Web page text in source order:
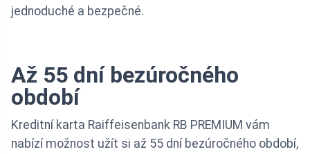
jednoduché a bezpečné.
Až 55 dní bezúročného
období
Kreditní karta Raiffeisenbank RB PREMIUM vám
nabízí možnost užít si až 55 dní bezúročného období,